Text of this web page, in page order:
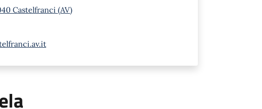
Castelfranci (AV)